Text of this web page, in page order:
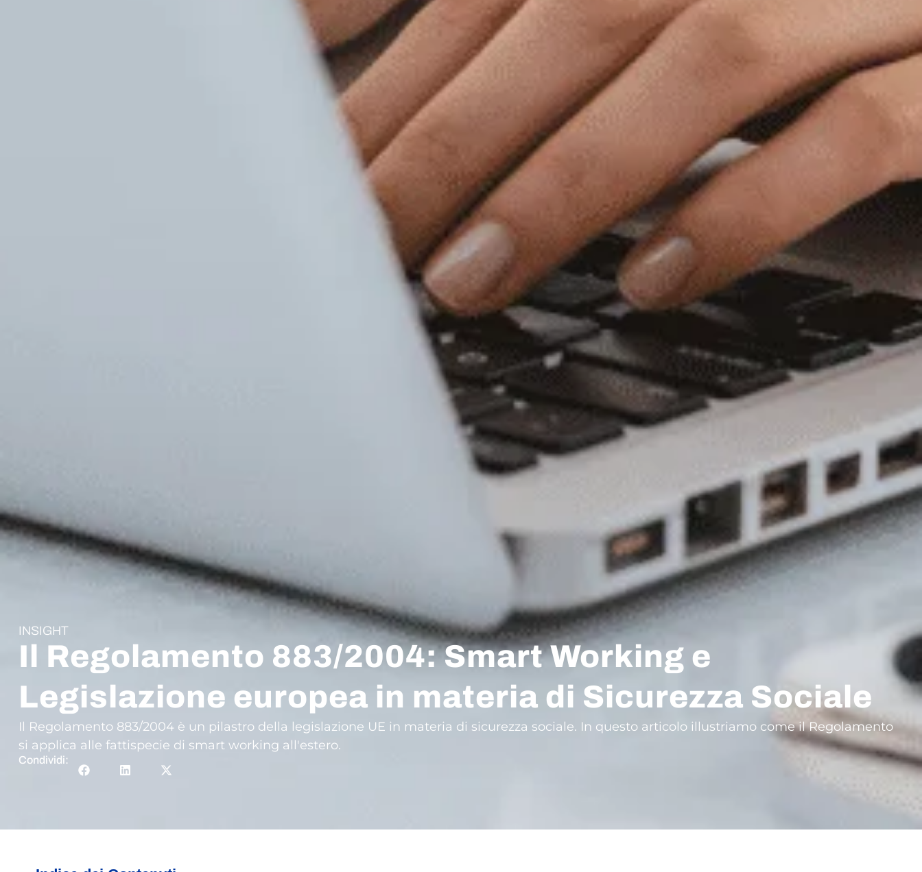
INSIGHT
Il Regolamento 883/2004: Smart Working e
Legislazione europea in materia di Sicurezza Sociale
Il Regolamento 883/2004 è un pilastro della legislazione UE in materia di sicurezza sociale. In questo articolo illustriamo come il Regolamento
si applica alle fattispecie di smart working all'estero.
Condividi: